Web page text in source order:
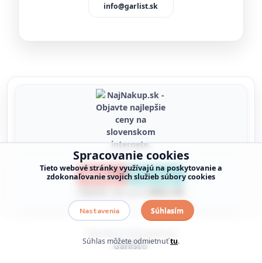
info@garlist.sk
Spracovanie cookies
Tieto webové stránky využívajú na poskytovanie a
zdokonaľovanie svojich služieb súbory cookies
Nastavenia Súhlasím
Súhlas môžete odmietnuťtu.